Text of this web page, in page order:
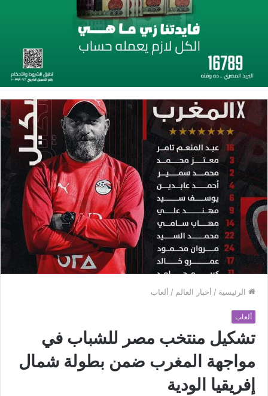
الرئيسية / أخبار العالم / ألعاب
ألعاب
تشكيل منتخب مصر للشباب في
مواجهة المغرب ضمن بطولة شمال
إفريقيا الودية